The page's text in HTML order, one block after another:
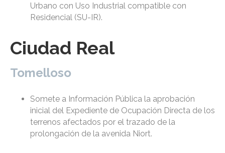
Urbano con Uso Industrial compatible con
Residencial (SU-IR).
Ciudad Real
Tomelloso
Somete a Información Pública la aprobación
inicial del Expediente de Ocupación Directa de los
terrenos afectados por el trazado de la
prolongación de la avenida Niort.